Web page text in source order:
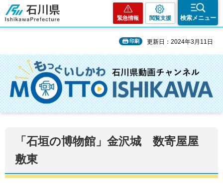
石川県
緊急情報 閲覧支援 検索メニュー
印刷 更新日：2024年3月11日
「石垣の博物館」金沢城 数寄屋屋
敷東